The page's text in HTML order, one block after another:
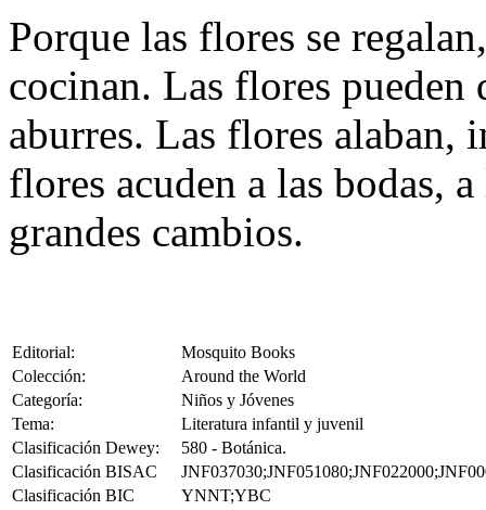
Porque las flores se
cocinan. Las flores
aburres. Las flores alaban,
flores acuden a las bodas,
grandes cambios.
Editorial:
Mosquito Books
Colección:
Around the World
Categoría:
Niños y Jóvenes
Tema:
Literatura infantil y juvenil
Clasificación Dewey:
580 - Botánica.
Clasificación BISAC
Clasificación BIC
YNNT;YBC